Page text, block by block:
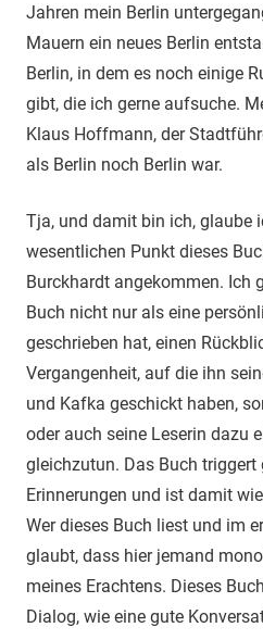
Jahren mein Berlin
Mauern ein neues Berlin
Berlin, in dem es noch einige
gibt, die ich gerne aufsuche.
Klaus Hoffmann, der
als Berlin noch Berlin war.
Tja, und damit bin ich, glaube
wesentlichen Punkt dieses
Burckhardt angekommen. Ich
Buch nicht nur als eine
geschrieben hat, einen
Vergangenheit, auf die ihn
und Kafka geschickt haben,
oder auch seine Leserin dazu
gleichzutun. Das Buch triggert
Erinnerungen und ist damit
Wer dieses Buch liest und im
glaubt, dass hier jemand
meines Erachtens. Dieses
Dialog, wie eine gute